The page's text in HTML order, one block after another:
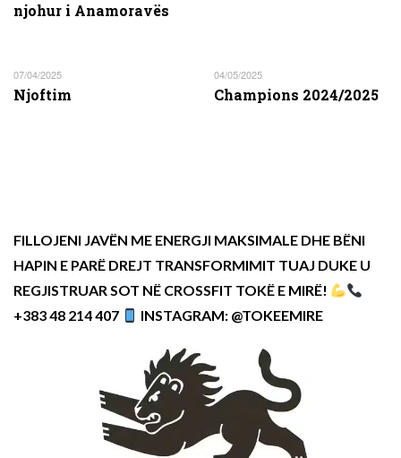
njohur i Anamoravёs
07/04/2025
Njoftim
04/05/2025
Champions 2024/2025
FILLOJENI JAVËN ME ENERGJI MAKSIMALE DHE BËNI
HAPIN E PARË DREJT TRANSFORMIMIT TUAJ DUKE U
REGJISTRUAR SOT NË CROSSFIT TOKË E MIRË!
+383 48 214 407
INSTAGRAM: @TOKEEMIRE